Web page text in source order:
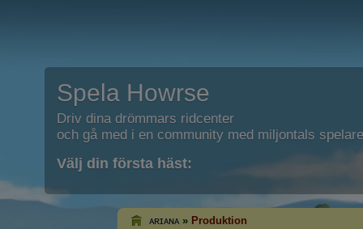
Spela Howrse
Driv dina drömmars ridcenter
och gå med i en community med miljontals
Välj din första häst:
ᴀʀɪᴀɴᴀ » Produktion